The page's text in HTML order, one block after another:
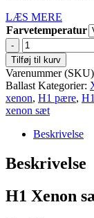
LÆS MERE
Farvetemperatur
H1
Xenon
sæt
til
lastbil
og
bus
(12+24V
35W)
antal
Tilføj til kurv
Varenummer
Ballast Kategorier:
xenon, H1 pære,
xenon sæt
Beskrivelse
Beskrivelse
H1 Xenon